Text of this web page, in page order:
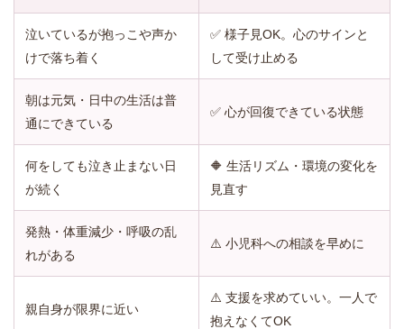
泣いているが抱っこや声か
けで落ち着く
✅ 様子見OK。心のサインと
して受け止める
朝は元気・日中の生活は普
通にできている
✅ 心が回復できている状態
何をしても泣き止まない日
が続く
🔶 生活リズム・環境の変化を
見直す
発熱・体重減少・呼吸の乱
れがある
⚠️ 小児科への相談を早めに
親自身が限界に近い
⚠️ 支援を求めていい。一人で
抱えなくてOK